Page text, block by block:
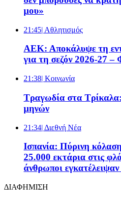
μου»
21:45| Αθλητισμός
ΑΕΚ: Αποκάλυψε τη
για τη σεζόν 2026-27
21:38| Κοινωνία
Τραγωδία στα
μηνών
21:34| Διεθνή Νέα
Ισπανία: Πύρινη
25.000 εκτάρια στις
άνθρωποι
ΔΙΑΦΗΜΙΣΗ